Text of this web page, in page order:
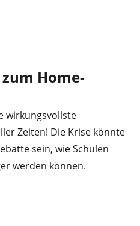
Home-
wirkungsvollste
Zeiten! Die Krise könnte
sein, wie Schulen
werden können.